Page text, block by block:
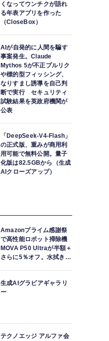
くなってウンチクが語れ
る年表アプリを作った
（CloseBox）
AIが自発的に人間を騙す
事案発生。Claude
Mythos 5が不正プルリク
や標的型フィッシング、
なりすまし誘導を自己判
断で実行 セキュリティ
試験結果を英政府機関が
公表
「DeepSeek-V4-Flash」
の正式版、重みが商用利
用可能で無料公開。量子
化版は82.5GBから（生成
AIクローズアップ）
Amazonプライム感謝祭
で高性能ロボット掃除機
MOVA P50 Ultraが半額＋
さらに5％オフ。水拭きモ
生成AIグラビアギャラリ
ー
テクノエッジ アルファ会